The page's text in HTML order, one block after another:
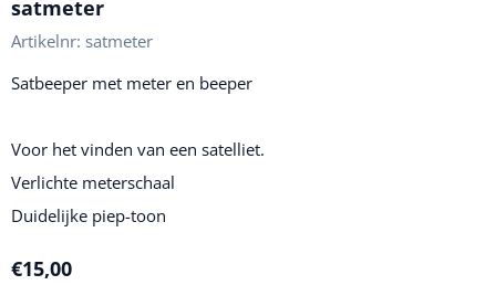
satmeter
Artikelnr: satmeter
Satbeeper met meter en beeper
Voor het vinden van een satelliet.
Verlichte meterschaal
Duidelijke piep-toon
€15,00